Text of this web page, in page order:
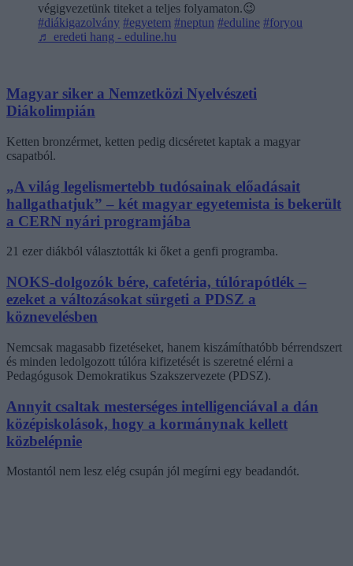
végigvezetünk titeket a teljes folyamaton.😉
#diákigazolvány #egyetem #neptun #eduline #foryou
♬ eredeti hang - eduline.hu
Magyar siker a Nemzetközi Nyelvészeti
Diákolimpián
Ketten bronzérmet, ketten pedig dicséretet kaptak a magyar
csapatból.
„A világ legelismertebb tudósainak előadásait
hallgathatjuk” – két magyar egyetemista is bekerült
a CERN nyári programjába
21 ezer diákból választották ki őket a genfi programba.
NOKS-dolgozók bére, cafetéria, túlórapótlék –
ezeket a változásokat sürgeti a PDSZ a
köznevelésben
Nemcsak magasabb fizetéseket, hanem kiszámíthatóbb bérrendszert
és minden ledolgozott túlóra kifizetését is szeretné elérni a
Pedagógusok Demokratikus Szakszervezete (PDSZ).
Annyit csaltak mesterséges intelligenciával a dán
középiskolások, hogy a kormánynak kellett
közbelépnie
Mostantól nem lesz elég csupán jól megírni egy beadandót.